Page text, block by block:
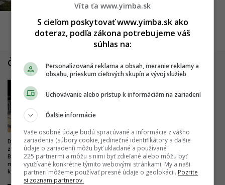
Bystrici
11.05.2022, 12:03 ADRIAN GUBČO
Články zo Slovenska
Drastické zlepšenie pre
železničnú dopravu. Trať z
Bratislavy do Komárna sa má
modernizovať, zvýši sa jej
kapacita
2
Nová pýcha mesta kultúry.
Výnimočný park čoskoro doplní
unikátny most
Víta ťa www.yimba.sk
S cieľom poskytovať www.yimba.sk ako
doteraz, podľa zákona potrebujeme váš
súhlas na:
Personalizovaná reklama a obsah, meranie reklamy a
obsahu, prieskum cieľových skupín a vývoj služieb
Uchovávanie alebo prístup k informáciám na zariadení
Ďalšie informácie
Vaše osobné údaje budú spracúvané a informácie z vášho
zariadenia (súbory cookie, jedinečné identifikátory a ďalšie
údaje o zariadení) môžu byť ukladané a používané
225 partnermi a môžu s nimi byť zdieľané alebo môžu byť
využívané konkrétne týmito webovými stránkami. My a naši
partneri môžeme používať presné údaje o geolokácii. Pozrite
si zoznam partnerov.